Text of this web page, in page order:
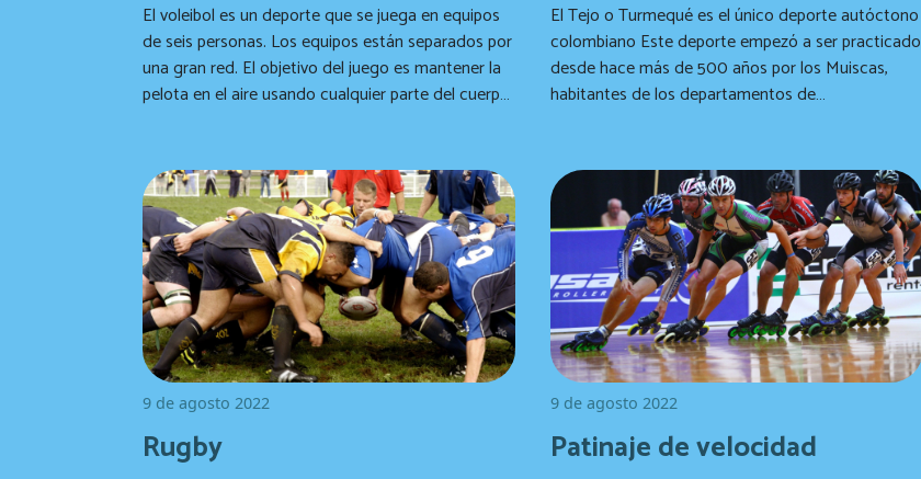
El voleibol es un deporte que se juega en equipos
de seis personas. Los equipos están separados por
una gran red. El objetivo del juego es mantener la
pelota en el aire usando cualquier parte del cuerpo,
la pelota toca el piso, es un punto en contra del
equipo que la dejó caer.
El Tejo o Turmequé es el único deporte autóctono
colombiano Este deporte empezó a ser practicado
desde hace más de 500 años por los Muiscas,
habitantes de los departamentos de
fiestas ceremoniales.
9 de agosto 2022
Rugby
9 de agosto 2022
Patinaje de velocidad